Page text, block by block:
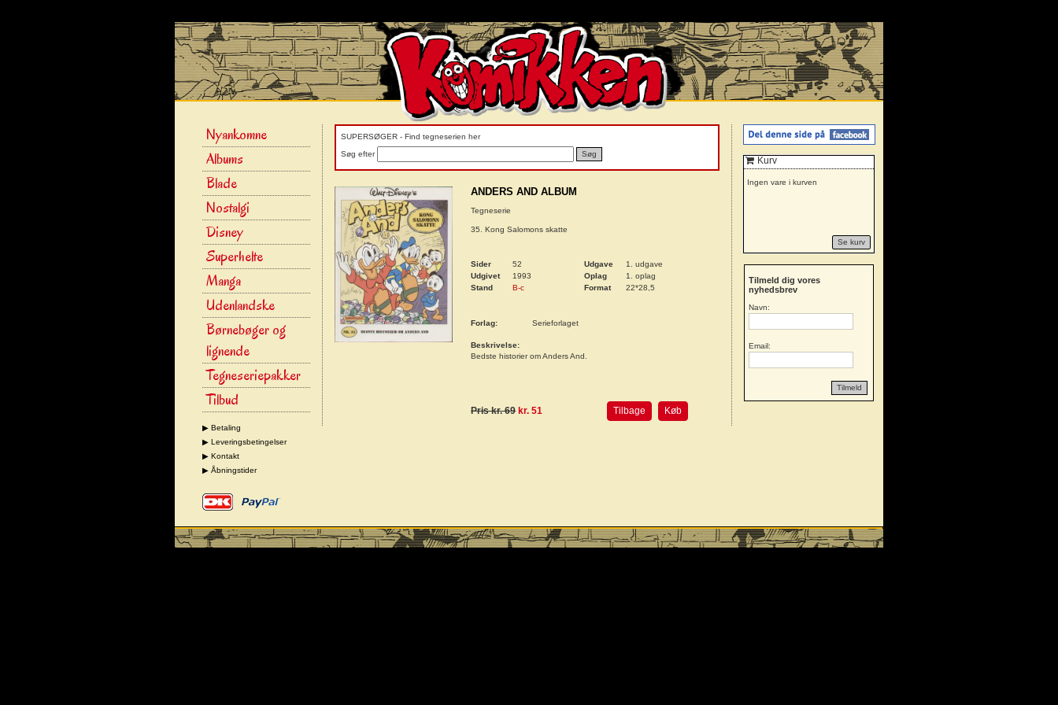
Nyankomne
Albums
Blade
Nostalgi
Disney
Superhelte
Manga
Udenlandske
Børnebøger og
lignende
Tegneseriepakker
Tilbud
▶ Betaling
▶ Leveringsbetingelser
▶ Kontakt
▶ Åbningstider
SUPERSØGER - Find tegneserien her
Søg efter
Søg
ANDERS AND ALBUM
Tegneserie
35. Kong Salomons skatte
Sider
52
Udgivet
1993
Stand
B-c
Udgave
1. udgave
Oplag
1. oplag
Format
22*28,5
Forlag: Serieforlaget
Beskrivelse:
Bedste historier om Anders And.
Pris kr. 69 kr. 51 Tilbage Køb
Kurv
Ingen vare i kurven
Se kurv
Tilmeld dig vores
nyhedsbrev
Navn:
Email:
Tilmeld